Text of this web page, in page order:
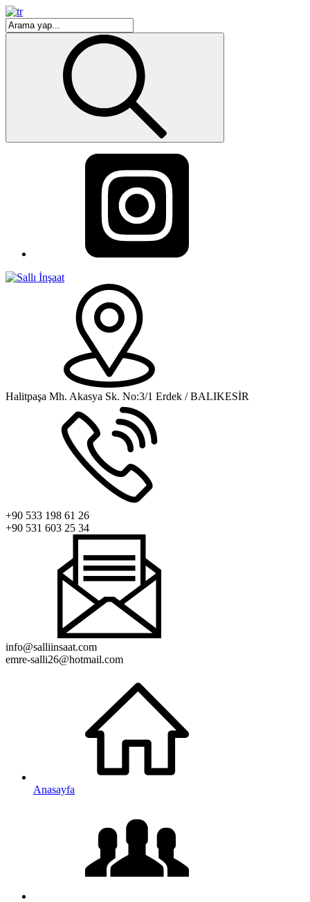
Halitpaşa Mh. Akasya Sk. No:3/1 Erdek / BALIKESİR
+90 533 198 61 26
+90 531 603 25 34
info@salliinsaat.com
emre-salli26@hotmail.com
Anasayfa